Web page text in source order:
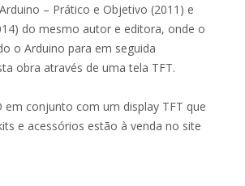
– Prático e Objetivo (2011) e
do mesmo autor e editora, onde o
o Arduino para em seguida
obra através de uma tela TFT.
em conjunto com um display TFT que
e acessórios estão à venda no site